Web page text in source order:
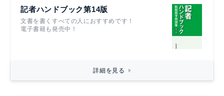
記者ハンドブック第14版
文書を書くすべての人におすすめです！
電子書籍も発売中！
詳細を見る